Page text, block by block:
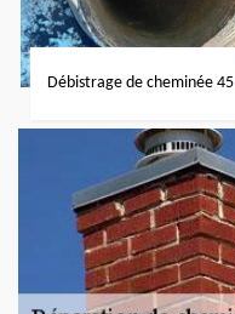
Débistrage de cheminée 45